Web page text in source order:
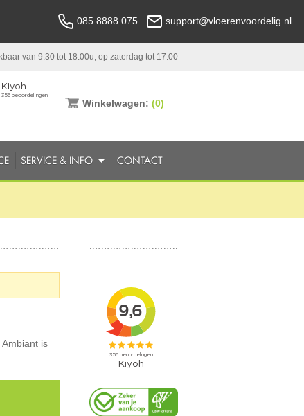
085 8888 075 support@vloerenvoordelig.nl
van 9:30 tot 18:00u, op zaterdag tot 17:00
Winkelwagen: (0)
SERVICE & INFO CONTACT
is